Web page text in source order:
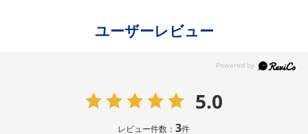
ユーザーレビュー
5.0
レビュー件数：3件